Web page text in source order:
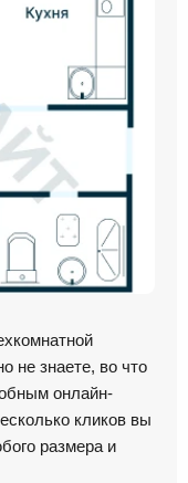
не знаете, во что
онлайн-
кликов вы
размера и